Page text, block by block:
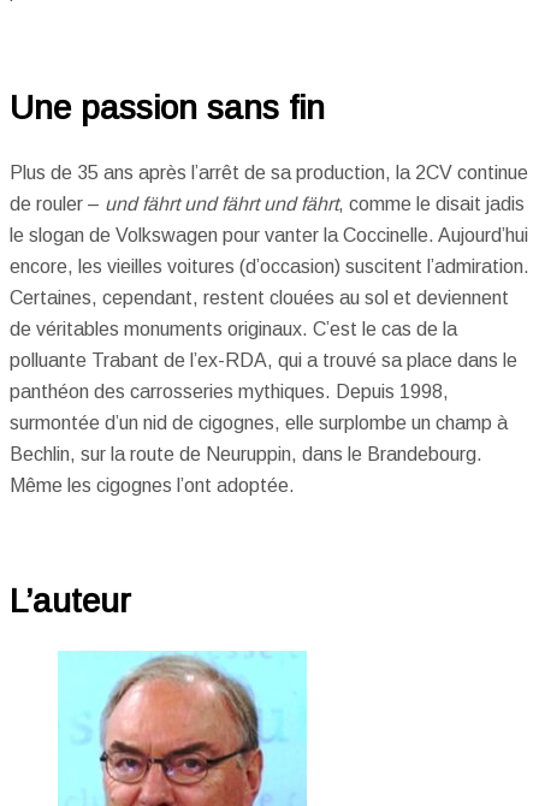
Une passion sans fin
Plus de 35 ans après l’arrêt de sa production, la 2CV continue
de rouler – und fährt und fährt und fährt, comme le disait jadis
le slogan de Volkswagen pour vanter la Coccinelle. Aujourd’hui
encore, les vieilles voitures (d’occasion) suscitent l’admiration.
Certaines, cependant, restent clouées au sol et deviennent
de véritables monuments originaux. C’est le cas de la
polluante Trabant de l’ex-RDA, qui a trouvé sa place dans le
panthéon des carrosseries mythiques. Depuis 1998,
surmontée d’un nid de cigognes, elle surplombe un champ à
Bechlin, sur la route de Neuruppin, dans le Brandebourg.
Même les cigognes l’ont adoptée.
L’auteur